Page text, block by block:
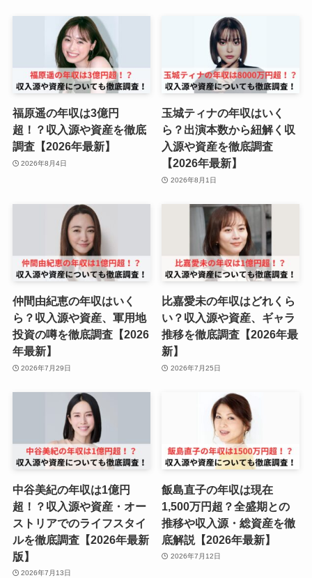
福原遥の年収は3億円
超！？収入源や資産を徹底
調査【2026年最新】
2026年8月4日
玉城ティナの年収はいく
ら？出演本数から紐解く収
入源や資産を徹底調査
【2026年最新】
2026年8月1日
仲間由紀恵の年収はいく
ら？収入源や資産、軍用地
投資の噂を徹底調査【2026
年最新】
2026年7月29日
比嘉愛未の年収はどれくら
い？収入源や資産、ギャラ
推移を徹底調査【2026年最
新】
2026年7月25日
中谷美紀の年収は1億円
超！？収入源や資産・オー
ストリアでのライフスタイ
ルを徹底調査【2026年最新
版】
2026年7月13日
飯島直子の年収は現在
1,500万円超？全盛期との
推移や収入源・総資産を徹
底解説【2026年最新】
2026年7月12日